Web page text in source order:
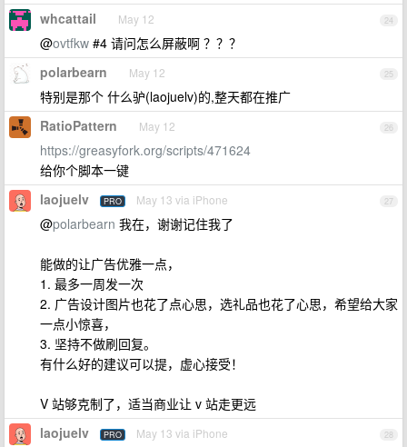
24
whcattail May 12
@ovtfkw #4 请问怎么屏蔽啊 ？？？
25
polarbearn May 12
特别是那个 什么驴(laojuelv)的,整天都在推广
26
RatioPattern May 12
https://greasyfork.org/scripts/471624
给你个脚本一键
27
laojuelv PRO May 13 via iPhone
@polarbearn 我在，谢谢记住我了
能做的让广告优雅一点，
1. 最多一周发一次
2. 广告设计图片也花了点心思，选礼品也花了心思，希望给大家
一点小惊喜，
3. 坚持不做刷回复。
有什么好的建议可以提，虚心接受！
V 站够克制了，适当商业让 v 站走更远
28
laojuelv PRO May 13 via iPhone